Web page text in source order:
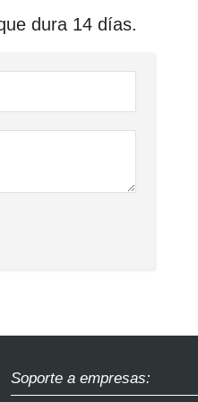
dura 14 días.
Soporte a empresas: